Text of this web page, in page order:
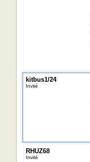
kitbus1/24
Invité
RHUZ68
Invité